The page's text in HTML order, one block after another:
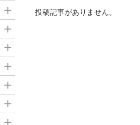
投稿記事がありません。